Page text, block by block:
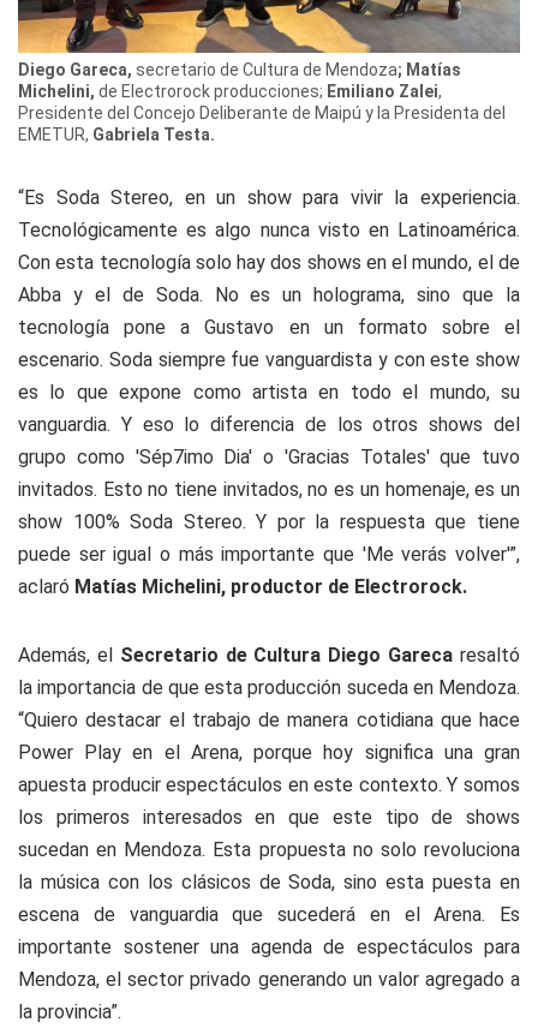
Diego Gareca, secretario de Cultura de Mendoza; Matías
Michelini, de Electrorock producciones; Emiliano Zalei,
Presidente del Concejo Deliberante de Maipú y la Presidenta del
EMETUR, Gabriela Testa.
“Es Soda Stereo, en un show para vivir la experiencia.
Tecnológicamente es algo nunca visto en Latinoamérica.
Con esta tecnología solo hay dos shows en el mundo, el de
Abba y el de Soda. No es un holograma, sino que la
tecnología pone a Gustavo en un formato sobre el
escenario. Soda siempre fue vanguardista y con este show
es lo que expone como artista en todo el mundo, su
vanguardia. Y eso lo diferencia de los otros shows del
grupo como 'Sép7imo Dia' o 'Gracias Totales' que tuvo
invitados. Esto no tiene invitados, no es un homenaje, es un
show 100% Soda Stereo. Y por la respuesta que tiene
puede ser igual o más importante que 'Me verás volver'”,
aclaró Matías Michelini, productor de Electrorock.
Además, el Secretario de Cultura Diego Gareca resaltó
la importancia de que esta producción suceda en Mendoza.
“Quiero destacar el trabajo de manera cotidiana que hace
Power Play en el Arena, porque hoy significa una gran
apuesta producir espectáculos en este contexto. Y somos
los primeros interesados en que este tipo de shows
sucedan en Mendoza. Esta propuesta no solo revoluciona
la música con los clásicos de Soda, sino esta puesta en
escena de vanguardia que sucederá en el Arena. Es
importante sostener una agenda de espectáculos para
Mendoza, el sector privado generando un valor agregado a
la provincia”.